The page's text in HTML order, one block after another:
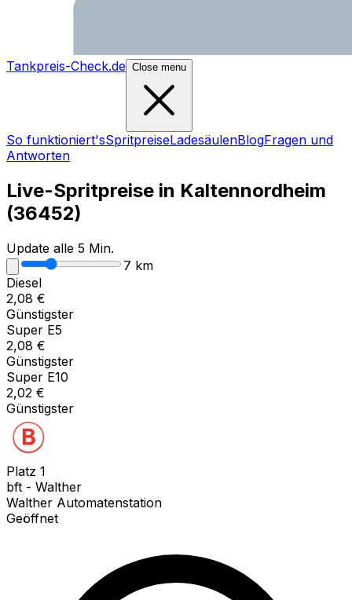
Tankpreis-Check.de Close menu
So funktioniert'sSpritpreiseLadesäulenBlogFragen und
Antworten
Live-Spritpreise in Kaltennordheim
(36452)
Update alle 5 Min.
7 km
Diesel
2,08 €
Günstigster
Super E5
2,08 €
Günstigster
Super E10
2,02 €
Günstigster
Platz 1
bft - Walther
Walther Automatenstation
Geöffnet